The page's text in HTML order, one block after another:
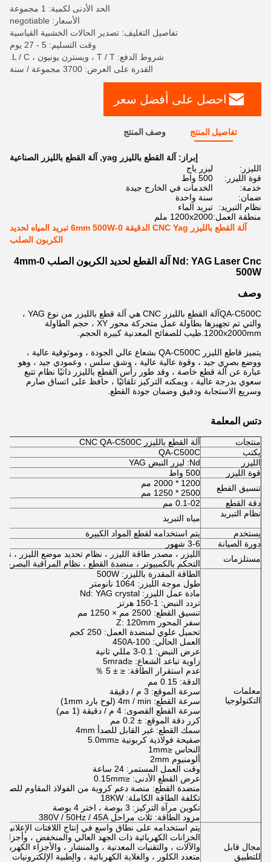
الحد الأدنى لكمية: 1 مجموعة
الأسعار: negotiable
تفاصيل التغليف: تصدير الحالات الخشبية القياسية
وقت التسليم: 5 - 27 يوم
شروط الدفع: T / T ، ويسترن يونيون ، L / C.
القدرة على العرض: 3700 مجموعة / سنة
احصل على أفضل سعر
تفاصيل المنتج وصف المنتج
إبراز: آلة القطع بالليزر yag , آلة القطع بالليزر الصناعية
الليزر:
ليزر ياج
قوة الليزر:
500 واط
خدمة:
الخدمات في الخارج جيدة
ضمان:
سنة واحدة
نظام التبريد:
تبريد الماء
منطقة العمل:1200x2000 ملم
آلة القطع بالليزر CNC Yag الدقيقة 0-6mm 500W تبريد المياه لحديد
الكربون الصلب
Nd: YAG Laser Cnc آلة القطع لحديد الكربون الصلب 0-4mm
500W
وصف
QA-C500C
آلة القطع بالليزر CNC هي آلة قطع بالليزر من نوع YAG ،
والتي تم تجهيزها بطاولة عمل متحركة محور XY ، حجم الطاولة
1200x2000mm.طيب للصفائح المعدنية كبيرة الحجم.
يتميز قاطع الليزر QA-C500C بشعاع عالي الجودة ، وموثوقية عالية ،
ووضع بصري جيد ، وقوة عالية عالية ، وشق سلس ، وعمودي جيد ، وهو
عبارة عن آلة قطع خاصة ، وقد طور رأس القطع بالليزر ذاتيًا نظام تتبع
سعوي بدرجة عالية ، ويمكنه التركيز تلقائيًا ، حافظ على اتساق صارم
وسريع الاستجابة ودقيق وضمان جودة القطع.
دتس المعلمة
منتجات
آلة القطع بالليزر CNC QA-C500C
يكتب
QA-C500C
الليزر
Nd: ليزر النبض YAG
قوة الليزر
500 واط
تنسيق القطع
1200 * 2000 مم
2500 * 1250 مم
دقة القطع
0.1-02 مم
نظام التبريد
مياه التبريد
يستخدم
يتم استخدامه لقطع المواد الكبيرة
دورة الصيانة
3-6 شهور
مستلزمات
الليزر ، مصدر طاقة الليزر ، نظام تحديد موضع الليزر ،
التحكم بالكمبيوتر ، منضدة القطع ، نظام المراقبة البصرية CCD ، نظام الغاز
معلمات
التكنولوجيا
الطاقة المقدرة بالليزر: 500W
طول موجة الليزر: 1064 نانومتر
مادة عمل الليزر: Nd: YAG crystal
تردد النبض: 1-150 هرتز
تنسيق القطع: 2500 مم × 1250 مم
سفر المحور Z: 120mm
تحميل علوي لمنضدة العمل: 250 كجم
العمل الحالي: 100-450A
عرض النبض: 0.1-3 مللي ثانية
زاوية تباعد الشعاع: ≤5mrad
عدم استقرار الطاقة: ≤ ± 5 ％
الدقة: 0.15 مم
سرعة الموقع: 3 م / دقيقة
سرعة القطع: 4m / min (لوح بارد 1mm)
سرعة القطع القصوى: 4 م / دقيقة (1 مم)
كرر دقة الموقع: ± 0.2 مم
سمك القطع: غير القابل للصدأ 4mm
صفيحة فولاذية كربونية ≤5.0mm
النحاس ≤1mm
ألومنيوم 2mm
وقت العمل المستمر: 24 ساعة
عرض القطع الأدنى: ≤0.15mm
منضدة القطع: منصة دعم كروية من الفولاذ المقاوم للصدأ
تكلفة الطاقة الكاملة: 18KW
تكوين مرآة التركيز: 3 بوصة ، اختر 4 بوصة
مزود الطاقة: ثلاث مراحل 380V / 50Hz / 45A
مجال قابل
للتطبيق
يتم استخدامه على نطاق واسع في إنتاج اللافتات الإعلانية
الخزانات الكهربائية ذات الجهد العالي والمنخفض ،
والآلات ، والتقنيات المعدنية ، والمنشار ، والأجزاء
متعدد الكلور ، والغلاية الكهربائية ، والطبية